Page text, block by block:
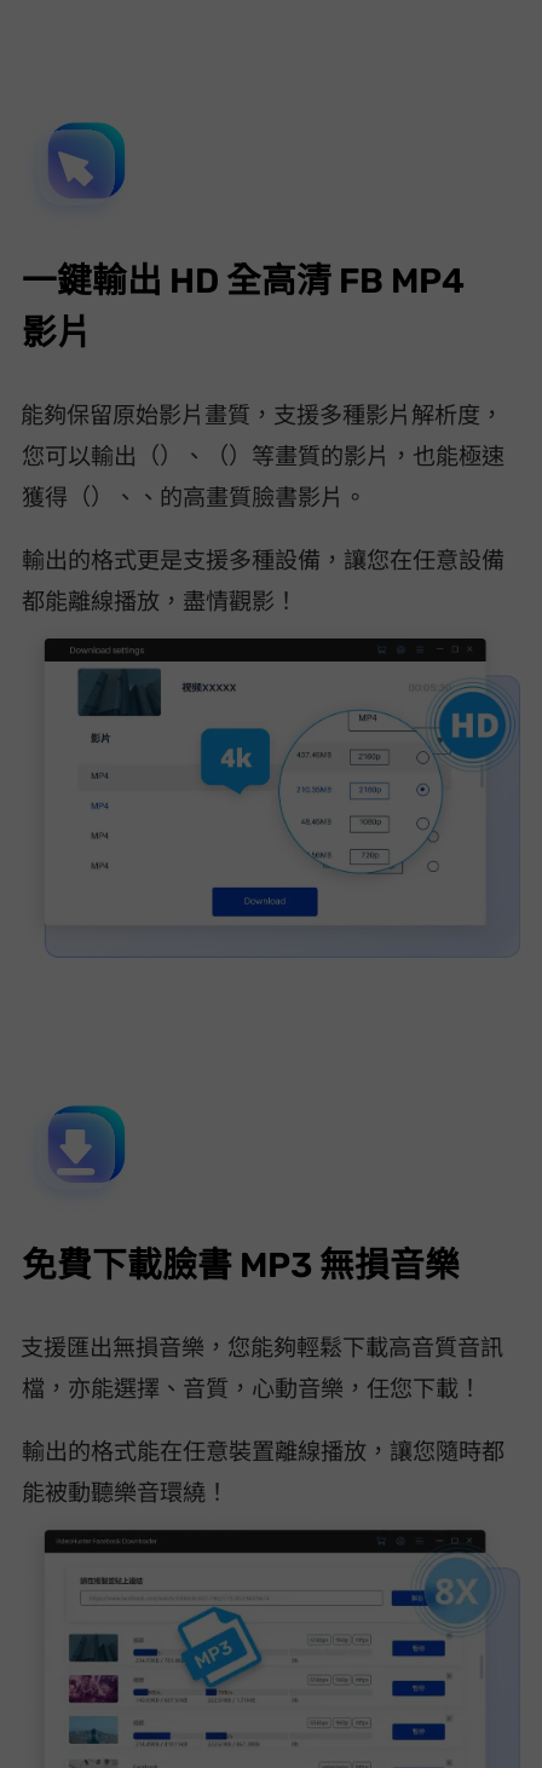
一鍵輸出 HD 全高清 FB MP4
影片
VideoHunter Facebook Downloader 能夠保留原始影片畫質，支援多種影片解析度，
您可以輸出 720p（HD）、480p（SD）等畫質的影片，也能極速
獲得 1080p（FHD）、2K、4K 的高畫質臉書影片。
輸出的 MP4 格式更是支援多種設備，讓您在任意設備
都能離線播放，盡情觀影！
免費下載臉書 MP3 無損音樂
VideoHunter Facebook Downloader 支援匯出無損音樂，您能夠輕鬆下載 320kbps 高音質音訊
檔，亦能選擇 256kbps、128kbps 音質，心動音樂，任您下載！
輸出的 MP3 格式能在任意裝置離線播放，讓您隨時都
能被動聽樂音環繞！